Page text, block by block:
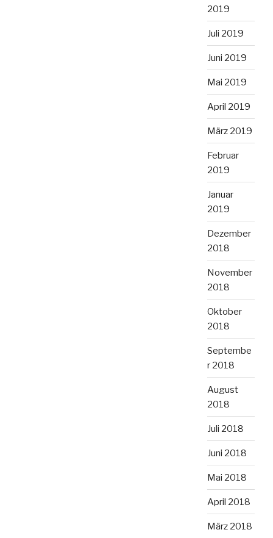
2019
Juli 2019
Juni 2019
Mai 2019
April 2019
März 2019
Februar
2019
Januar
2019
Dezember
2018
November
2018
Oktober
2018
Septembe
r 2018
August
2018
Juli 2018
Juni 2018
Mai 2018
April 2018
März 2018